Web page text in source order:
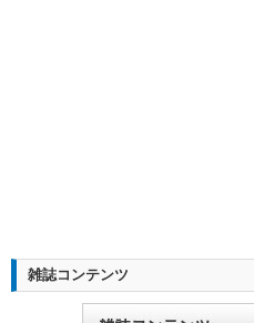
雑誌コンテンツ